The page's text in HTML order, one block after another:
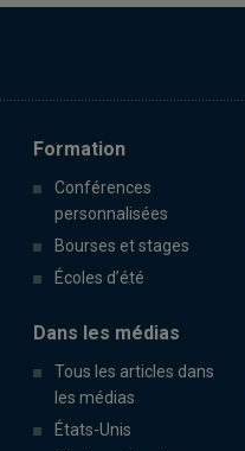
Formation
Conférences
personnalisées
Bourses et stages
Écoles d’été
Dans les médias
Tous les articles dans
les médias
États-Unis